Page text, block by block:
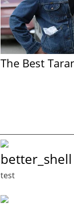
The Best
better_shell
test